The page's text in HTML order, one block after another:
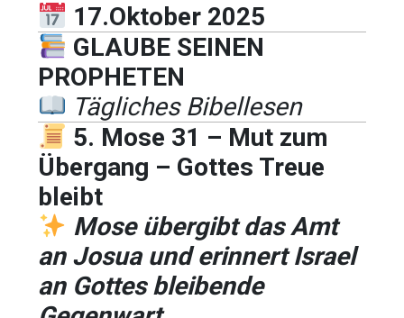
17.Oktober 2025
GLAUBE SEINEN
PROPHETEN
Tägliches Bibellesen
5. Mose 31 – Mut zum
Übergang – Gottes Treue
bleibt
Mose übergibt das Amt
an Josua und erinnert Israel
an Gottes bleibende